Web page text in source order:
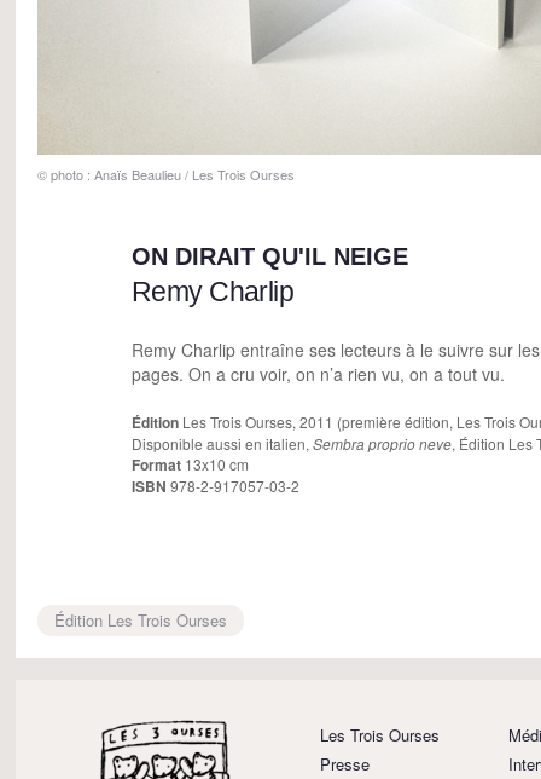
© photo : Anaïs Beaulieu / Les Trois Ourses
ON DIRAIT QU'IL NEIGE
Remy Charlip
Remy Charlip entraîne ses lecteurs à le suivre sur
pages. On a cru voir, on n’a rien vu, on a tout vu.
Édition Les Trois Ourses, 2011 (première édition, Les Trois
Disponible aussi en italien, Sembra proprio neve, Édition Les
Format 13x10 cm
ISBN 978-2-917057-03-2
Édition Les Trois Ourses
Les Trois Ourses
Presse